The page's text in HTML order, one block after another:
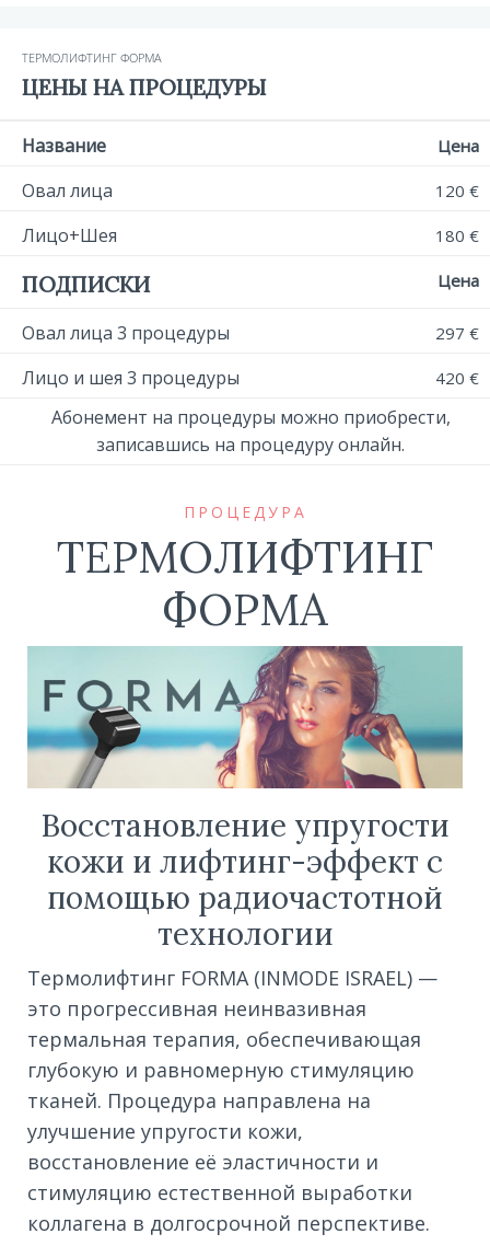
ПРОЦЕДУРА
ТЕРМОЛИФТИНГ
ФОРМА
Восстановление упругости
кожи и лифтинг-эффект с
помощью радиочастотной
технологии
Термолифтинг FORMA (INMODE ISRAEL) —
это прогрессивная неинвазивная
термальная терапия, обеспечивающая
глубокую и равномерную стимуляцию
тканей. Процедура направлена на
улучшение упругости кожи,
восстановление её эластичности и
стимуляцию естественной выработки
коллагена в долгосрочной перспективе.
ТЕРМОЛИФТИНГ ФОРМА
ЦЕНЫ НА ПРОЦЕДУРЫ
Название Цена
Овал лица 120 €
Лицо+Шея 180 €
ПОДПИСКИ Цена
Овал лица 3 процедуры 297 €
Лицо и шея 3 процедуры 420 €
Абонемент на процедуры можно приобрести,
записавшись на процедуру онлайн.